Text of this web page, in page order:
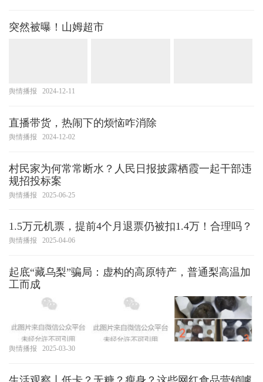
突然被曝！山姆超市
舆情播报 2024-12-11
直播带货，热闹下的烦恼咋消除
舆情播报 2024-12-02
村民家为何常常断水？人民日报披露栖霞一起干部违
规招投标案
舆情播报 2025-06-25
1.5万元机票，提前4个月退票仍被扣1.4万！合理吗？
舆情播报 2025-04-06
起底“藏乌梨”骗局：虚构的高原特产，普通梨高温加
工而成
舆情播报 2025-03-30